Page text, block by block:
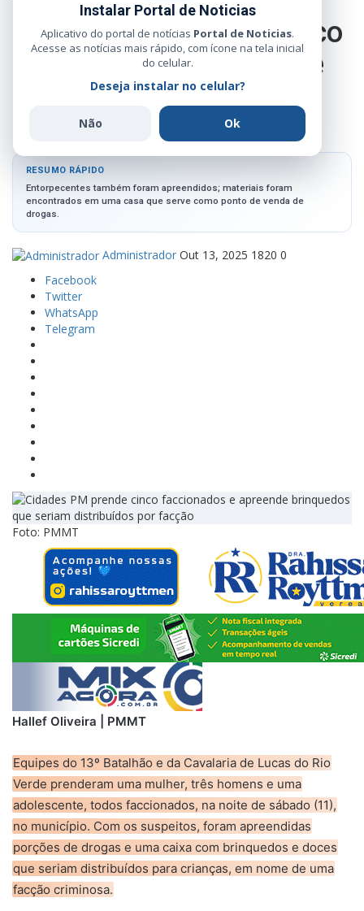
Instalar Portal de Noticias
Aplicativo do portal de notícias Portal de Noticias.
Acesse as notícias mais rápido, com ícone na tela inicial
do celular.
Deseja instalar no celular?
Não Ok
Cidades PM prende cinco
faccionados e apreende
brinquedos que seriam
distribuídos por facção
RESUMO RÁPIDO
Entorpecentes também foram apreendidos; materiais foram
encontrados em uma casa que serve como ponto de venda de
drogas.
Administrador Out 13, 2025 1820 0
Facebook
Twitter
WhatsApp
Telegram
Foto: PMMT
Hallef Oliveira | PMMT
Equipes do 13º Batalhão e da Cavalaria de Lucas do Rio
Verde prenderam uma mulher, três homens e uma
adolescente, todos faccionados, na noite de sábado (11),
no município. Com os suspeitos, foram apreendidas
porções de drogas e uma caixa com brinquedos e doces
que seriam distribuídos para crianças, em nome de uma
facção criminosa.